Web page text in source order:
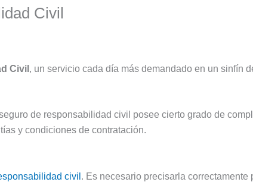
Civil
Civil , un servicio cada día más demandado en un sinfín
de responsabilidad civil posee cierto grado de
y condiciones de contratación.
civil . Es necesario precisarla correctamente